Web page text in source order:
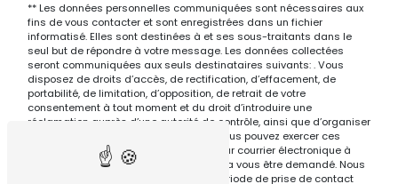
** Les données personnelles communiquées sont nécessaires aux
fins de vous contacter et sont enregistrées dans un fichier
informatisé. Elles sont destinées à et ses sous-traitants dans le
seul but de répondre à votre message. Les données collectées
seront communiquées aux seuls destinataires suivants: . Vous
disposez de droits d’accès, de rectification, d’effacement, de
portabilité, de limitation, d’opposition, de retrait de votre
consentement à tout moment et du droit d’introduire une
réclamation auprès d’une autorité de contrôle, ainsi que d’organiser
le sort de vos données post-mortem. Vous pouvez exercer ces
droits par voie postale à l'adresse ou par courrier électronique à
l'adresse . Un justificatif d'identité pourra vous être demandé. Nous
conservons vos données pendant la période de prise de contact